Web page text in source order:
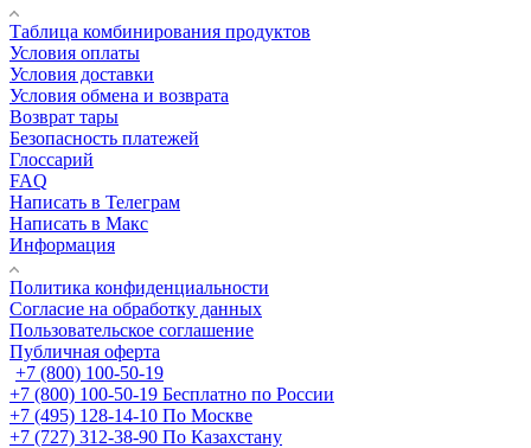
Таблица комбинирования продуктов
Условия оплаты
Условия доставки
Условия обмена и возврата
Возврат тары
Безопасность платежей
Глоссарий
FAQ
Написать в Телеграм
Написать в Макс
Информация
Политика конфиденциальности
Согласие на обработку данных
Пользовательское соглашение
Публичная оферта
+7 (800) 100-50-19
+7 (800) 100-50-19 Бесплатно по России
+7 (495) 128-14-10 По Москве
+7 (727) 312-38-90 По Казахстану